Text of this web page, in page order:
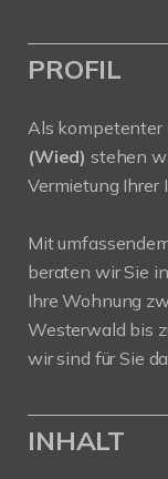
PROFIL
Als kompetenter
(Wied) stehen
Vermietung Ihrer
Mit
beraten wir Sie
Ihre Wohnung
Westerwald bis
wir sind für Sie
INHALT